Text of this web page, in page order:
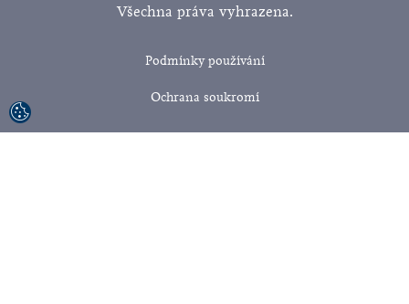
Všechna práva vyhrazena.
Podmínky používání
Ochrana soukromí